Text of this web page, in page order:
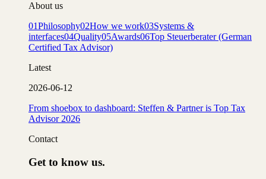
About us
01Philosophy02How we work03Systems &
interfaces04Quality05Awards06Top Steuerberater (German
Certified Tax Advisor)
Latest
2026-06-12
From shoebox to dashboard: Steffen & Partner is Top Tax
Advisor 2026
Contact
Get to know us.